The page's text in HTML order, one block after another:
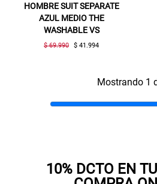
HOMBRE SUIT SEPARATE
AZUL MEDIO THE
WASHABLE VS
$ 69.990 $ 41.994
Mostrando 1
10% DCTO EN
Gracias por
Aquí esta tu cupón,